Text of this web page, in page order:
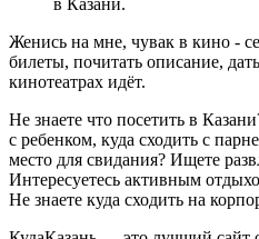
Женись на мне, чувак в кино -
билеты, почитать описание,
кинотеатрах идёт.
Не знаете что посетить в
с ребенком, куда сходить с
место для свидания? Ищете
Интересуетесь активным
Не знаете куда сходить на